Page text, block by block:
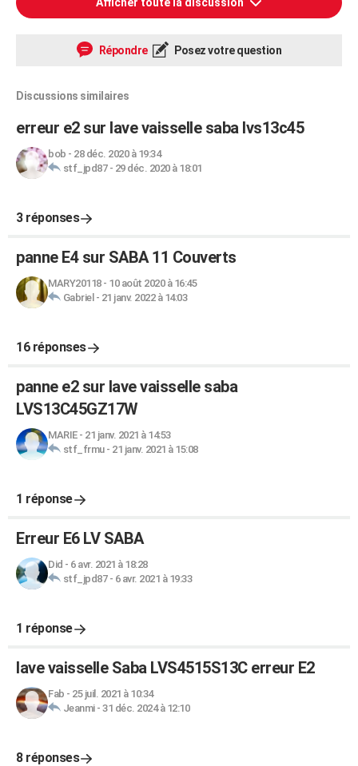
Répondre Posez votre question
Discussions similaires
erreur e2 sur lave vaisselle saba lvs13c45
bob - 28 déc. 2020 à 19:34
stf_jpd87- 29 déc. 2020 à 18:01
3 réponses
panne E4 sur SABA 11 Couverts
MARY20118- 10 août 2020 à 16:45
Gabriel - 21 janv. 2022 à 14:03
16 réponses
panne e2 sur lave vaisselle saba
LVS13C45GZ17W
MARIE- 21 janv. 2021 à 14:53
stf_frmu- 21 janv. 2021 à 15:08
1 réponse
Erreur E6 LV SABA
Did - 6 avr. 2021 à 18:28
stf_jpd87- 6 avr. 2021 à 19:33
1 réponse
lave vaisselle Saba LVS4515S13C erreur E2
Fab - 25 juil. 2021 à 10:34
Jeanmi- 31 déc. 2024 à 12:10
8 réponses